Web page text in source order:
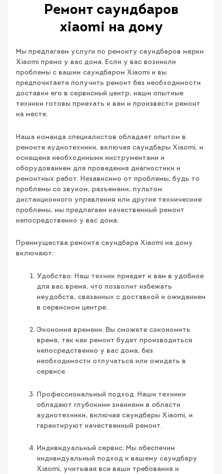
Ремонт саундбаров
xiaomi на дому
Мы предлагаем услуги по ремонту саундбаров марки
Xiaomi прямо у вас дома. Если у вас возникли
проблемы с вашим саундбаром Xiaomi и вы
предпочитаете получить ремонт без необходимости
доставки его в сервисный центр, наши опытные
техники готовы приехать к вам и произвести ремонт
на месте.
Наша команда специалистов обладает опытом в
ремонте аудиотехники, включая саундбары Xiaomi, и
оснащена необходимыми инструментами и
оборудованием для проведения диагностики и
ремонтных работ. Независимо от проблемы, будь то
проблемы со звуком, разъемами, пультом
дистанционного управления или другие технические
проблемы, мы предлагаем качественный ремонт
непосредственно у вас дома.
Преимущества ремонта саундбара Xiaomi на дому
включают:
Удобство: Наш техник приедет к вам в удобное
для вас время, что позволит избежать
неудобств, связанных с доставкой и ожиданием
в сервисном центре.
Экономия времени: Вы сможете сэкономить
время, так как ремонт будет производиться
непосредственно у вас дома, без
необходимости отлучаться или ожидать в
сервисе.
Профессиональный подход: Наши техники
обладают глубокими знаниями в области
аудиотехники, включая саундбары Xiaomi, и
гарантируют качественный ремонт.
Индивидуальный сервис: Мы обеспечим
индивидуальный подход к вашему саундбару
Xiaomi, учитывая все ваши требования и